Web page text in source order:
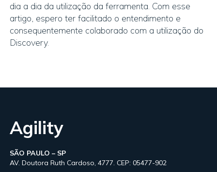
dia a dia da utilização da ferramenta. Com esse
artigo, espero ter facilitado o entendimento e
consequentemente colaborado com a utilização do
Discovery.
Agility
SÃO PAULO – SP
AV. Doutora Ruth Cardoso, 4777. CEP: 05477-902